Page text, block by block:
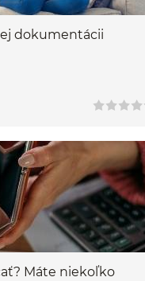
dokumentácii
Máte niekoľko